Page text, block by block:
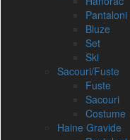
Pantaloni
Bluze
Set
Ski
Sacouri/Fuste
Fuste
Sacouri
Costume
Haine Gravide